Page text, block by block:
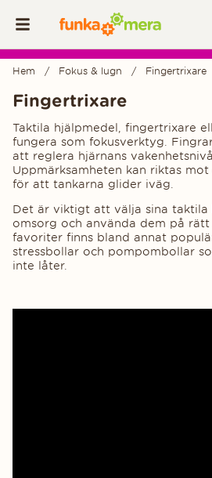
Hem Fokus & lugn Fingertrixare
Fingertrixare
Taktila hjälpmedel, fingertrixare
fungera som fokusverktyg.
att reglera hjärnans
Uppmärksamheten kan riktas
för att tankarna glider iväg.
Det är viktigt att välja sina taktila
omsorg och använda dem på
favoriter finns bland annat
stressbollar och pompombollar
inte låter.